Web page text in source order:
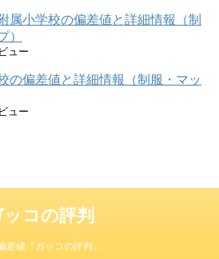
属小学校の偏差値と詳細情報（制
）
ュー
の偏差値と詳細情報（制服・マッ
ュー
ッコの評判
差値『ガッコの評判』